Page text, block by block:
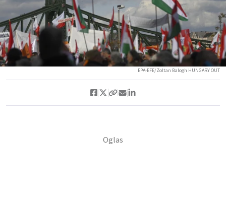
EPA-EFE/Zoltan Balogh HUNGARY OUT